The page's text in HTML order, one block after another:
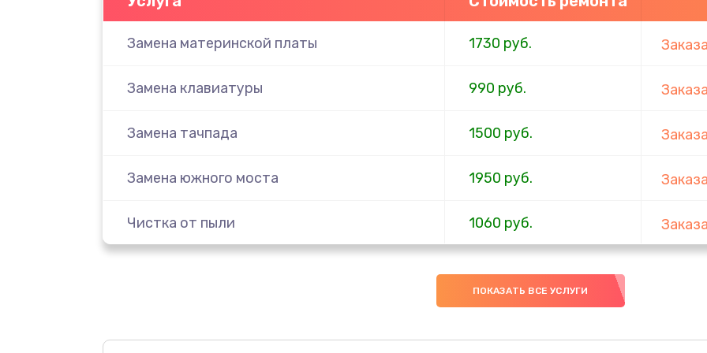
Замена материнской платы 1730 руб.
Замена клавиатуры 990 руб.
Замена тачпада 1500 руб.
Замена южного моста 1950 руб.
Чистка от пыли 1060 руб.
1200 руб.
ПОКАЗАТЬ ВСЕ УСЛУГИ